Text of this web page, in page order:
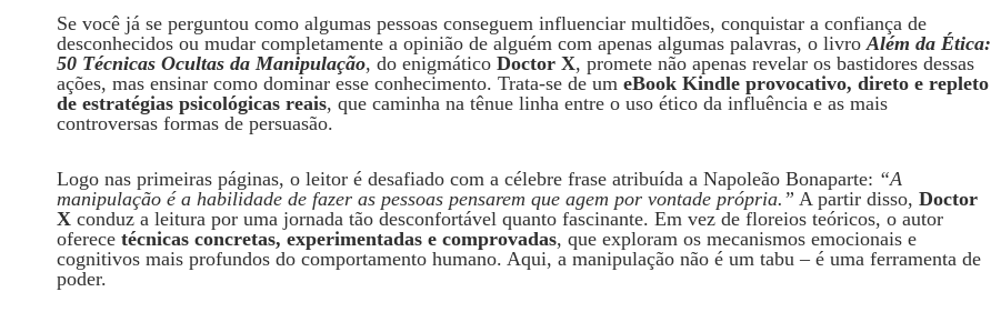
Se você já se perguntou como algumas pessoas conseguem influenciar multidões, conquistar a confiança de
desconhecidos ou mudar completamente a opinião de alguém com apenas algumas palavras, o livroAlém da Ética:
50 Técnicas Ocultas da Manipulação, do enigmático Doctor X, promete não apenas revelar os bastidores dessas
ações, mas ensinar como dominar esse conhecimento. Trata-se de um eBook Kindle provocativo, direto e repleto
de estratégias psicológicas reais, que caminha na tênue linha entre o uso ético da influência e as mais
controversas formas de persuasão.
Logo nas primeiras páginas, o leitor é desafiado com a célebre frase atribuída a Napoleão Bonaparte: “A
manipulação é a habilidade de fazer as pessoas pensarem que agem por vontade própria.” A partir disso, Doctor
X conduz a leitura por uma jornada tão desconfortável quanto fascinante. Em vez de floreios teóricos, o autor
oferece técnicas concretas, experimentadas e comprovadas, que exploram os mecanismos emocionais e
cognitivos mais profundos do comportamento humano. Aqui, a manipulação não é um tabu – é uma ferramenta de
poder.